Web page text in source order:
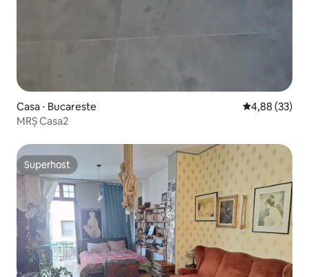
Casa ⋅ Bucareste 4,88 de uma
4,88 (33)
MRȘ Casa2
Superhost
Superhost